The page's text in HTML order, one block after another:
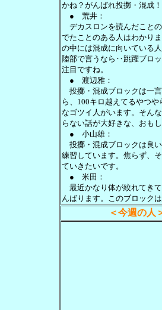
かね？がんばれ投擲・混成！
● 荒井：
デカスロンを読んだこと
でたことのある人はわかり
の中には混成に向いている
陸部で言うなら‥跳躍ブロ
注目ですね。
● 渡辺雅：
投擲・混成ブロックは一
ら、100キロ越えてるやつ
なゴツイ人がいます。そん
らない話が大好きな、おも
● 小山雄：
投擲・混成ブロックは良
練習しています。焦らず、
ていきたいです。
● 米田：
最近かなり体が絞れてき
んばります。このブロックは
＜今週の人